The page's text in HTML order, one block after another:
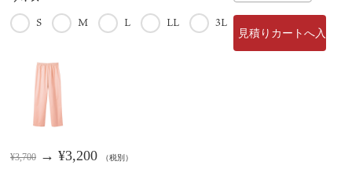
S
M L LL 3L
¥3,700 → ¥3,200 （税別）